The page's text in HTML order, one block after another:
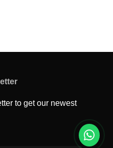
to get our newest